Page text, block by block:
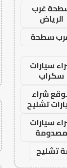
غرب
الرياض
سطحة
سيارات
سكراب
شراء
تشليح
سيارات
مصدومة
تشليح